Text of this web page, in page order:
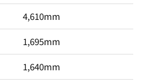
4,610mm
1,695mm
1,640mm